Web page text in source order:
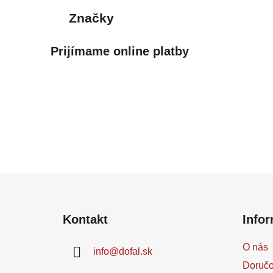
Značky
Prijímame online platby
Kontakt
info@dofal.sk
O nás